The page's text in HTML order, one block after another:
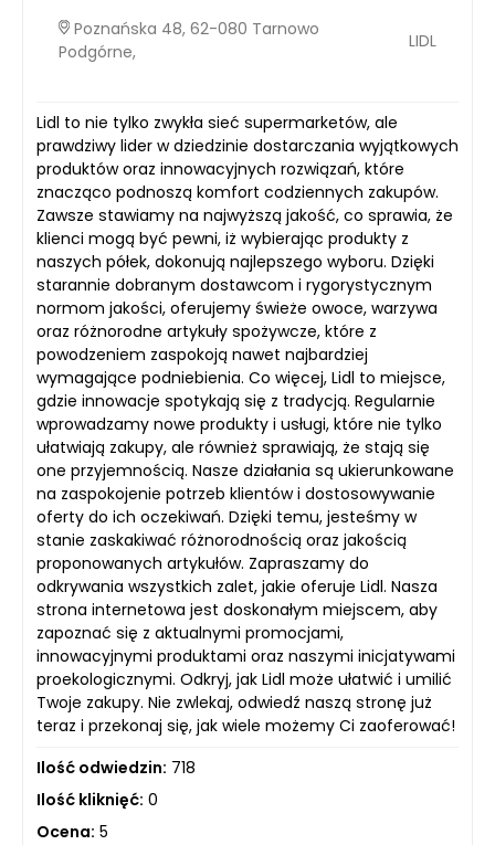
Poznańska 48, 62-080 Tarnowo
Podgórne,
LIDL
Lidl to nie tylko zwykła sieć supermarketów, ale
prawdziwy lider w dziedzinie dostarczania wyjątkowych
produktów oraz innowacyjnych rozwiązań, które
znacząco podnoszą komfort codziennych zakupów.
Zawsze stawiamy na najwyższą jakość, co sprawia, że
klienci mogą być pewni, iż wybierając produkty z
naszych półek, dokonują najlepszego wyboru. Dzięki
starannie dobranym dostawcom i rygorystycznym
normom jakości, oferujemy świeże owoce, warzywa
oraz różnorodne artykuły spożywcze, które z
powodzeniem zaspokoją nawet najbardziej
wymagające podniebienia. Co więcej, Lidl to miejsce,
gdzie innowacje spotykają się z tradycją. Regularnie
wprowadzamy nowe produkty i usługi, które nie tylko
ułatwiają zakupy, ale również sprawiają, że stają się
one przyjemnością. Nasze działania są ukierunkowane
na zaspokojenie potrzeb klientów i dostosowywanie
oferty do ich oczekiwań. Dzięki temu, jesteśmy w
stanie zaskakiwać różnorodnością oraz jakością
proponowanych artykułów. Zapraszamy do
odkrywania wszystkich zalet, jakie oferuje Lidl. Nasza
strona internetowa jest doskonałym miejscem, aby
zapoznać się z aktualnymi promocjami,
innowacyjnymi produktami oraz naszymi inicjatywami
proekologicznymi. Odkryj, jak Lidl może ułatwić i umilić
Twoje zakupy. Nie zwlekaj, odwiedź naszą stronę już
teraz i przekonaj się, jak wiele możemy Ci zaoferować!
Ilość odwiedzin: 718
Ilość kliknięć: 0
Ocena: 5